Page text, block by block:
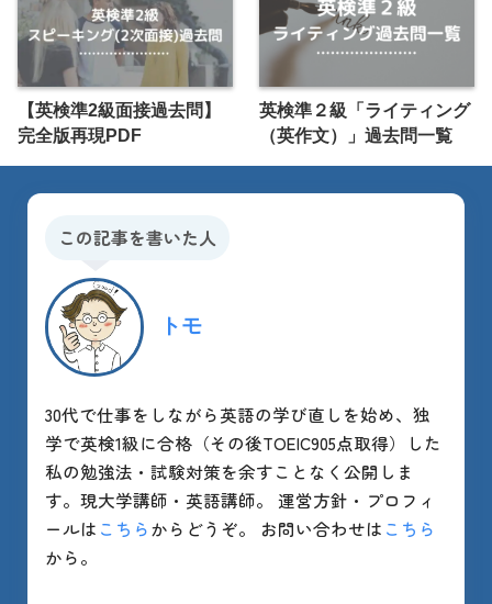
【英検準2級面接過去問】
完全版再現PDF
英検準２級「ライティング
（英作文）」過去問一覧
この記事を書いた人
トモ
30代で仕事をしながら英語の学び直しを始め、独
学で英検1級に合格（その後TOEIC905点取得）した
私の勉強法・試験対策を余すことなく公開しま
す。現大学講師・英語講師。 運営方針・プロフィ
ールは こちらからどうぞ。 お問い合わせは こちら
から。